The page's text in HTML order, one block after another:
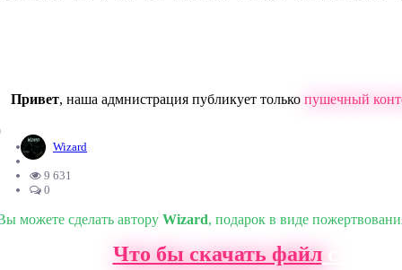
Привет, наша адмнистрация публикует только пушечный
Wizard
9 631
0
можете сделать автору Wizard, подарок в виде
Что бы скачать файлс